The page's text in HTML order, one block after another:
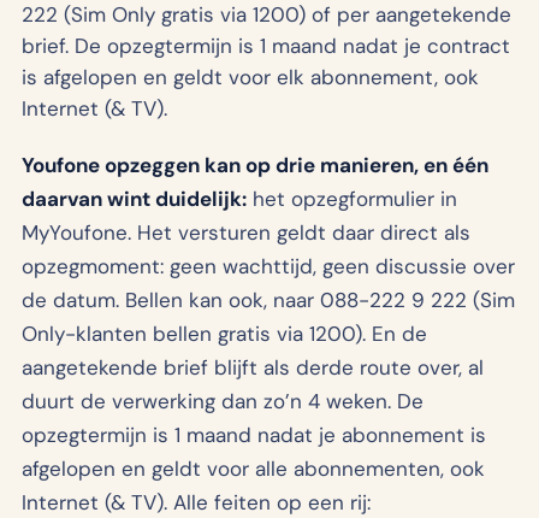
222 (Sim Only gratis via 1200) of per aangetekende
brief. De opzegtermijn is 1 maand nadat je contract
is afgelopen en geldt voor elk abonnement, ook
Internet (& TV).
Youfone opzeggen kan op drie manieren, en één
daarvan wint duidelijk: het opzegformulier in
MyYoufone. Het versturen geldt daar direct als
opzegmoment: geen wachttijd, geen discussie over
de datum. Bellen kan ook, naar 088-222 9 222 (Sim
Only-klanten bellen gratis via 1200). En de
aangetekende brief blijft als derde route over, al
duurt de verwerking dan zo’n 4 weken. De
opzegtermijn is 1 maand nadat je abonnement is
afgelopen en geldt voor alle abonnementen, ook
Internet (& TV). Alle feiten op een rij: